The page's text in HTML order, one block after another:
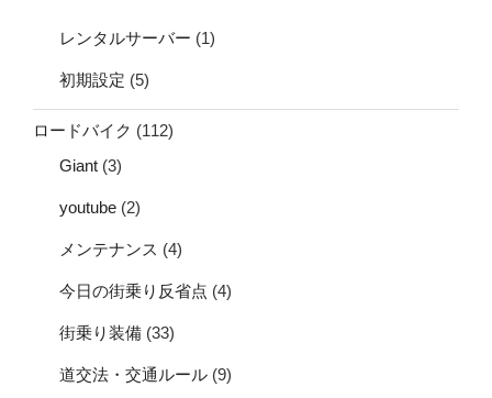
レンタルサーバー (1)
初期設定 (5)
ロードバイク (112)
Giant (3)
youtube (2)
メンテナンス (4)
今日の街乗り反省点 (4)
街乗り装備 (33)
道交法・交通ルール (9)